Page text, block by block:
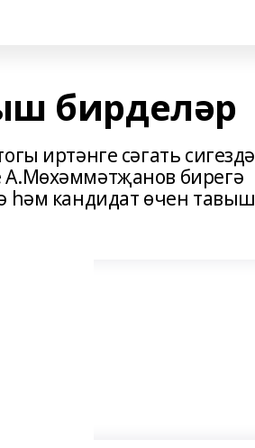
бирделәр
иртәнге сәгать сигездә
бирегә
һәм кандидат өчен тавыш